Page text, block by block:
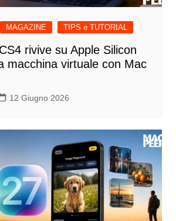
MAGAZINE TIPS e TUTORIAL
rivive su Apple Silicon
macchina virtuale con Mac
12 Giugno 2026